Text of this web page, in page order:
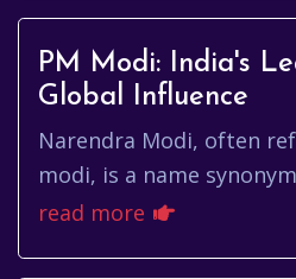
PM Modi: India's
Global Influence
Narendra Modi, often
modi, is a name
India. His journey from a
read more